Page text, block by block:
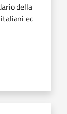
della
ed